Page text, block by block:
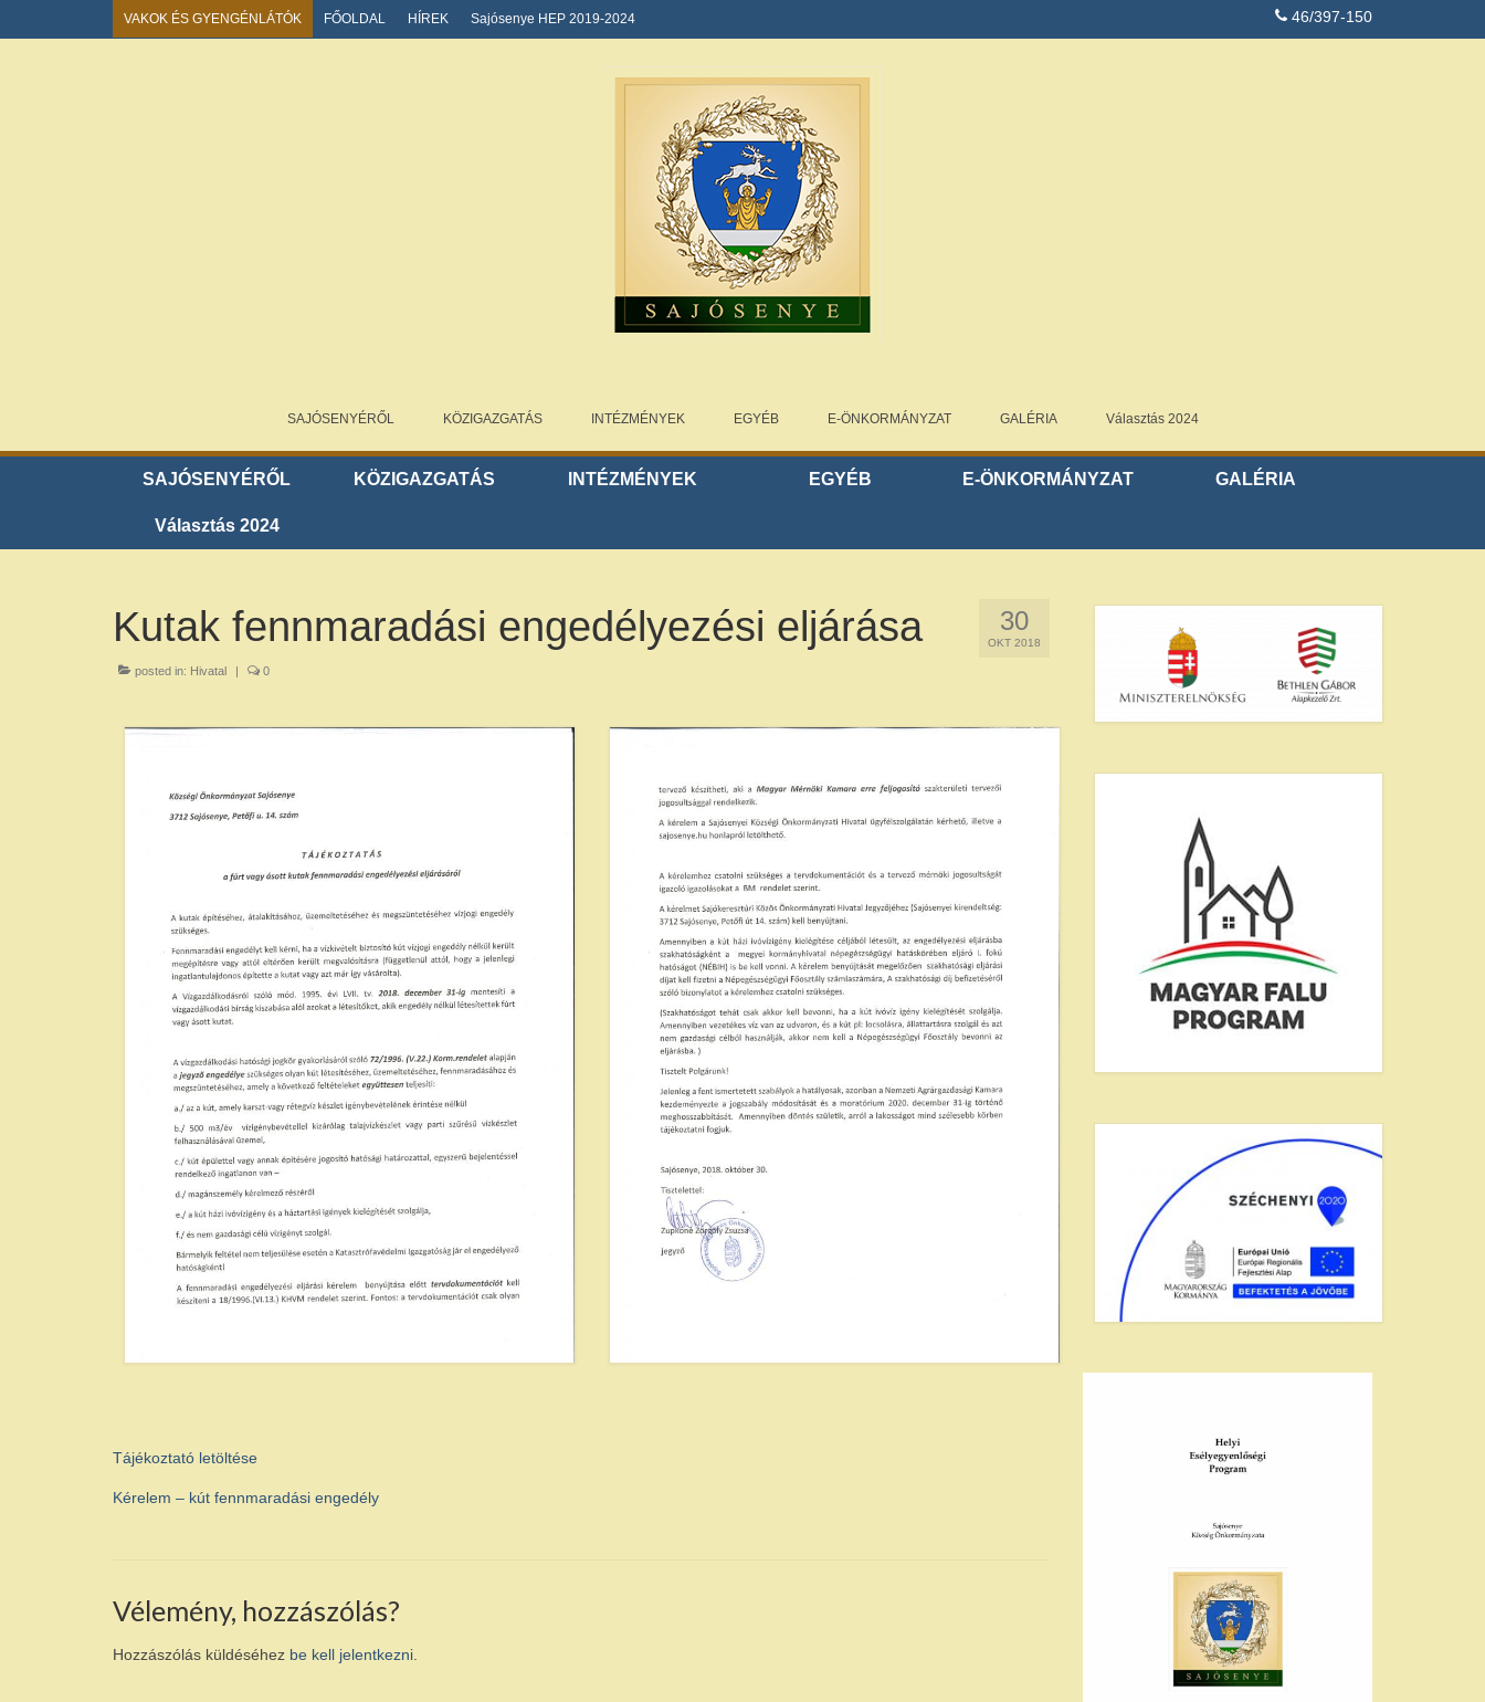
VAKOK ÉS GYENGÉNLÁTÓK FŐOLDAL HÍREK Sajósenye HEP 2019-2024 46/397-150
SAJÓSENYÉRŐL KÖZIGAZGATÁS INTÉZMÉNYEK EGYÉB E-ÖNKORMÁNYZAT GALÉRIA Választás 2024
SAJÓSENYÉRŐL KÖZIGAZGATÁS INTÉZMÉNYEK EGYÉB E-ÖNKORMÁNYZAT GALÉRIA
Választás 2024
30
OKT 2018
Kutak fennmaradási engedélyezési eljárása
posted in: Hivatal | 0
Tájékoztató letöltése
Kérelem – kút fennmaradási engedély
Vélemény, hozzászólás?
Hozzászólás küldéséhez be kell jelentkezni.